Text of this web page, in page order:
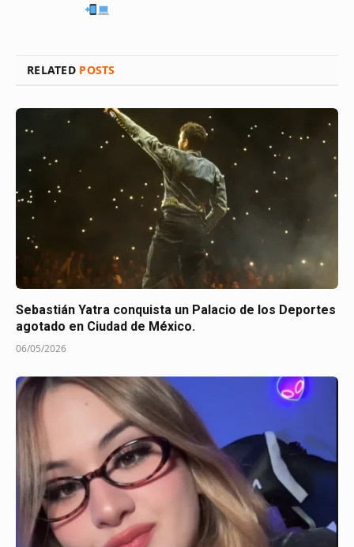
RELATED POSTS
Sebastián Yatra conquista un Palacio de los Deportes
agotado en Ciudad de México.
06/05/2026